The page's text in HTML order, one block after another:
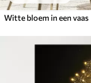
Witte bloem in een vaas